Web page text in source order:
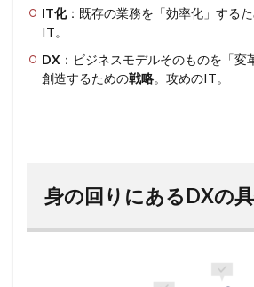
IT化：既存の業務を「効率化」する
IT。
DX ：ビジネスモデルそのものを「変
創造するための戦略。攻めのIT。
身の回りにあるDXの